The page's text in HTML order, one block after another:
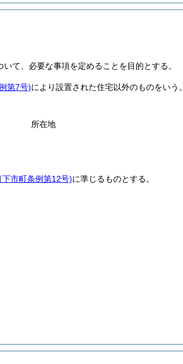
て、必要な事項を定めることを目的とする。
第7号)により設置された住宅以外のものをいう。
所在地
市町条例第12号)に準じるものとする。